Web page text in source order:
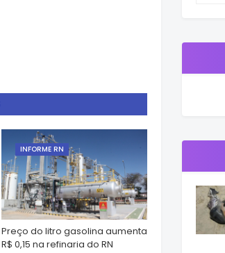
INFORME RN
Preço do litro gasolina aumenta
R$ 0,15 na refinaria do RN